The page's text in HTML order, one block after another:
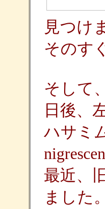
見つけ
そのす
そして
日後、
ハサミ
最近、
ました。